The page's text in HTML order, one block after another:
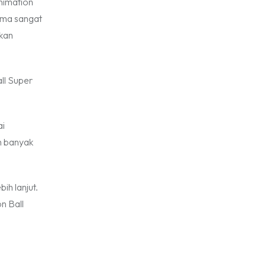
sangat
Super
banyak
lanjut.
Ball